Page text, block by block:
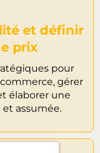
et définir
prix
pour
gérer
élaborer une
assumée.